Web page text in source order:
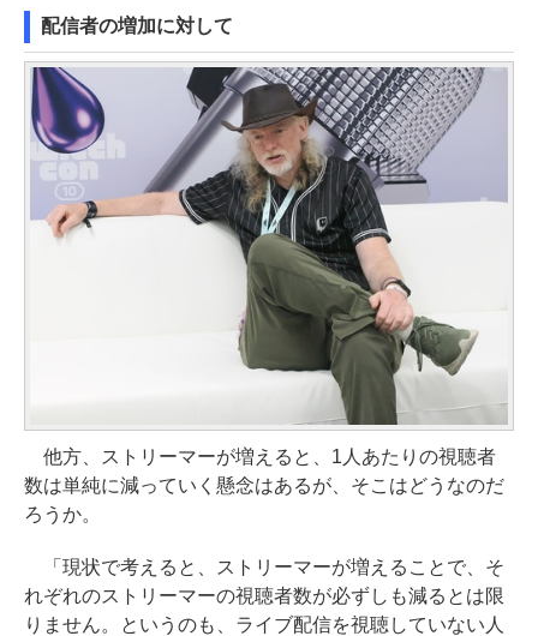
配信者の増加に対して
他方、ストリーマーが増えると、1人あたりの視聴者
数は単純に減っていく懸念はあるが、そこはどうなのだ
ろうか。
「現状で考えると、ストリーマーが増えることで、そ
れぞれのストリーマーの視聴者数が必ずしも減るとは限
りません。というのも、ライブ配信を視聴していない人